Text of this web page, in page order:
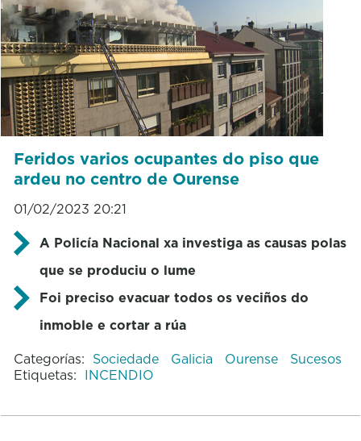
Feridos varios ocupantes do piso que
ardeu no centro de Ourense
01/02/2023 20:21
A Policía Nacional xa investiga as causas polas
que se produciu o lume
Foi preciso evacuar todos os veciños do
inmoble e cortar a rúa
Categorías: Sociedade Galicia Ourense
Sucesos
Etiquetas: INCENDIO